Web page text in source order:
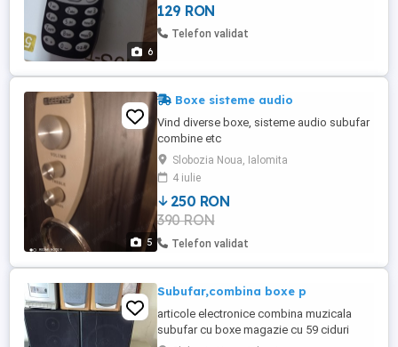
6
129 RON
Telefon validat
5
Boxe sisteme audio
Vind diverse boxe, sisteme audio subufar
combine etc
Slobozia Noua, Ialomita
4 iulie
250 RON
390 RON
Telefon validat
Subufar,combina boxe p
articole electronice combina muzicala
subufar cu boxe magazie cu 59 ciduri